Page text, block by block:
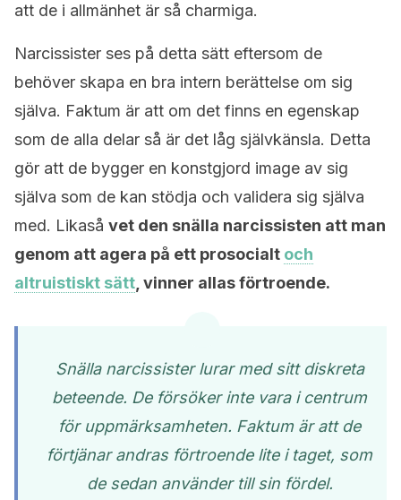
att de i allmänhet är så charmiga.
Narcissister ses på detta sätt eftersom de
behöver skapa en bra intern berättelse om sig
själva. Faktum är att om det finns en egenskap
som de alla delar så är det låg självkänsla. Detta
gör att de bygger en konstgjord image av sig
själva som de kan stödja och validera sig själva
med. Likaså vet den snälla narcissisten att man
genom att agera på ett prosocialt och
altruistiskt sätt , vinner allas förtroende.
Snälla narcissister lurar med sitt diskreta
beteende. De försöker inte vara i centrum
för uppmärksamheten. Faktum är att de
förtjänar andras förtroende lite i taget, som
de sedan använder till sin fördel.